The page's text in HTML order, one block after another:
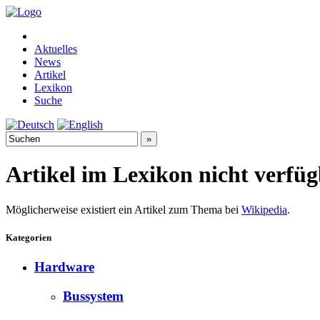
Aktuelles
News
Artikel
Lexikon
Suche
Artikel im Lexikon nicht
Möglicherweise existiert ein Artikel zum Thema bei Wikipedia.
Kategorien
Hardware
Bussystem